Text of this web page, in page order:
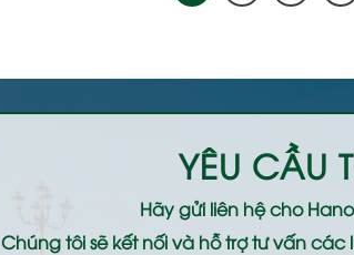
YÊU CẦU
Hãy gửi liên hệ cho
Chúng tôi sẽ kết nối và hỗ trợ tư vấn